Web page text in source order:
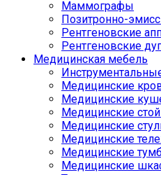
Маммографы
Позитронно-
Рентгеновские
Рентгеновские
Медицинская мебель
Медицинские
Медицинские
Медицинские
Медицинские
Медицинские
Медицинские
Медицинские